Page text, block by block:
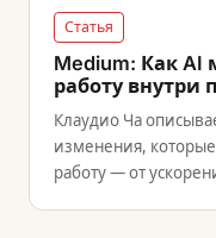
Статья
Medium: Как AI
работу внутри
Клаудио Ча
изменения,
работу — от